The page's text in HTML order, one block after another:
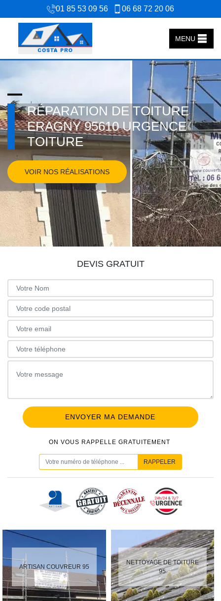
01 85 53 09 56 06 68 72 20 06
MENU
RÉPARATION DE TOITURE
ERAGNY 95610 URGENCE
TOITURE
VOIR NOS RÉALISATIONS
DEVIS GRATUIT
ON VOUS RAPPELLE GRATUITEMENT
ARTISAN COUVREUR 95
NETTOYAGE DE TOITURE
95